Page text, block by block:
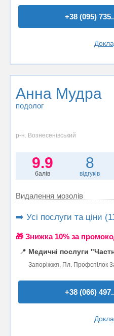
+38 (095)
Анна Мудра
подолог
р-н. Вознесенівський
9.9
балів
8
відгуків
Видалення мозолів
➡️ Усі послуги та ціни
🎁 Знижка 10% за
📍 Медичні послуги
Запоріжжя, Пл. Профспілок
+38 (066)